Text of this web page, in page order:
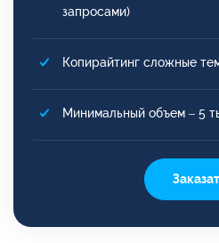
запросами)
Копирайтинг сложные
Минимальный объем – 5